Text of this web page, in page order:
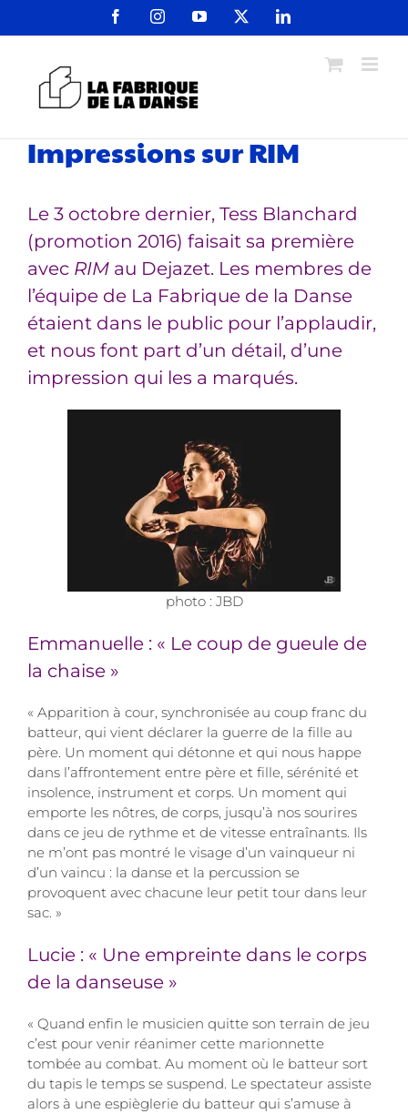
FacebookInstagramYouTube LinkedIn
Impressions sur RIM
Le 3 octobre dernier, Tess Blanchard
(promotion 2016) faisait sa première
avec RIMau Dejazet. Les membres de
l’équipe de La Fabrique de la Danse
étaient dans le public pour l’applaudir,
et nous font part d’un détail, d’une
impression qui les a marqués.
photo : JBD
Emmanuelle : « Le coup de gueule de
la chaise »
« Apparition à cour, synchronisée au coup franc du
batteur, qui vient déclarer la guerre de la fille au
père. Un moment qui détonne et qui nous happe
dans l’affrontement entre père et fille, sérénité et
insolence, instrument et corps. Un moment qui
emporte les nôtres, de corps, jusqu’à nos sourires
dans ce jeu de rythme et de vitesse entraînants. Ils
ne m’ont pas montré le visage d’un vainqueur ni
d’un vaincu : la danse et la percussion se
provoquent avec chacune leur petit tour dans leur
sac. »
Lucie : « Une empreinte dans le corps
de la danseuse »
« Quand enfin le musicien quitte son terrain de jeu
c’est pour venir réanimer cette marionnette
tombée au combat. Au moment où le batteur sort
du tapis le temps se suspend. Le spectateur assiste
alors à une espièglerie du batteur qui s’amuse à